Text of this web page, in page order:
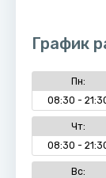
График
Пн:
08:30 -
Чт:
08:30 -
Вс: